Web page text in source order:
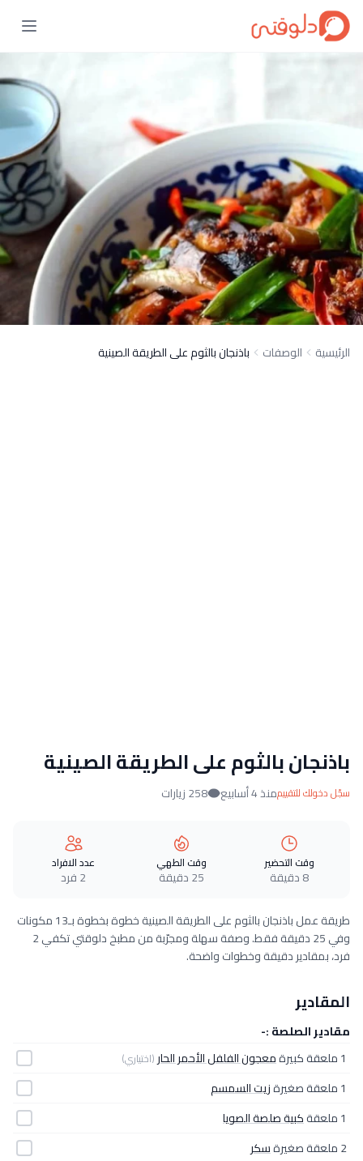
الرئيسية الوصفات باذنجان بالثوم على الطريقة الصينية
باذنجان بالثوم على الطريقة الصينية
سجّل دخولك للتقييممنذ 4 أسابيع 258 زيارات
وقت التحضير
8 دقيقة
وقت الطهي
25 دقيقة
عدد الافراد
2 فرد
طريقة عمل باذنجان بالثوم على الطريقة الصينية خطوة بخطوة بـ13 مكونات
وفي 25 دقيقة فقط. وصفة سهلة ومجرّبة من مطبخ دلوقتي تكفي 2
فرد، بمقادير دقيقة وخطوات واضحة.
المقادير
مقادير الصلصة :-
1 ملعقة كبيرة
معجون الفلفل الأحمر الحار (اختياري)
1 ملعقة صغيرة
زيت السمسم
1 ملعقة
كبية صلصة الصويا
2 ملعقة صغيرة
سكر